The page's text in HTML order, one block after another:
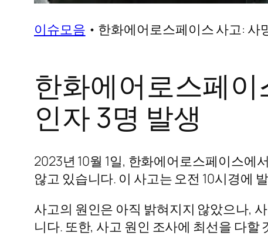
이슈모음 • 한화에어로스페이스 사고: 사
한화에어로스페
인자 3명 발생
2023년 10월 1일, 한화에어로스페이스에
않고 있습니다. 이 사고는 오전 10시경에
사고의 원인은 아직 밝혀지지 않았으나,
니다. 또한, 사고 원인 조사에 최선을 다할